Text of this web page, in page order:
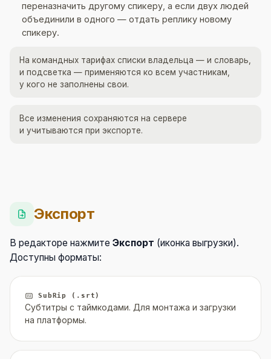
переназначить другому спикеру, а если двух людей
объединили в одного — отдать реплику новому
спикеру.
На командных тарифах списки владельца — и словарь,
и подсветка — применяются ко всем участникам,
у кого не заполнены свои.
Все изменения сохраняются на сервере
и учитываются при экспорте.
Экспорт
В редакторе нажмите Экспорт (иконка выгрузки).
Доступны форматы:
SubRip (.srt)
Субтитры с таймкодами. Для монтажа и загрузки
на платформы.